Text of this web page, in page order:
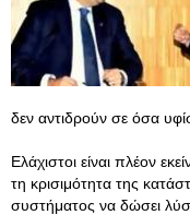
δεν αντιδρούν σε όσα
Ελάχιστοι είναι πλέον
τη κρισιμότητα της
συστήματος να δώσει